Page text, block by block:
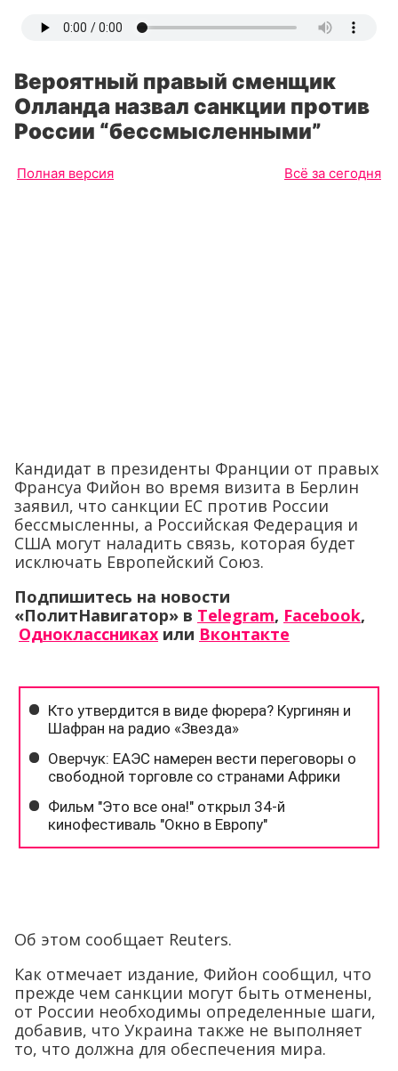
Вероятный правый сменщик
Олланда назвал санкции против
России “бессмысленными”
Полная версия Всё за сегодня
Кандидат в президенты Франции от правых
Франсуа Фийон во время визита в Берлин
заявил, что санкции ЕС против России
бессмысленны, а Российская Федерация и
США могут наладить связь, которая будет
исключать Европейский Союз.
Подпишитесь на новости
«ПолитНавигатор» в Telegram, Facebook,
Одноклассниках или Вконтакте
Об этом сообщает Reuters.
Как отмечает издание, Фийон сообщил, что
прежде чем санкции могут быть отменены,
от России необходимы определенные шаги,
добавив, что Украина также не выполняет
то, что должна для обеспечения мира.